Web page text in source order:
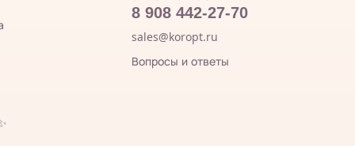
8 908 442-27-70
sales@koropt.ru
Вопросы и ответы